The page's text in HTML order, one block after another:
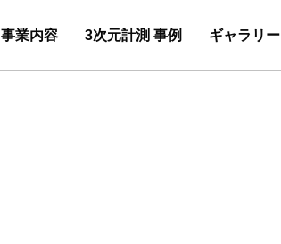
事業内容 3次元計測 事例 ギャラリー